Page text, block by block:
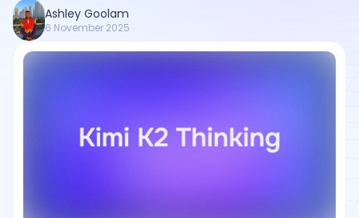
Ashley Goolam
6 November 2025